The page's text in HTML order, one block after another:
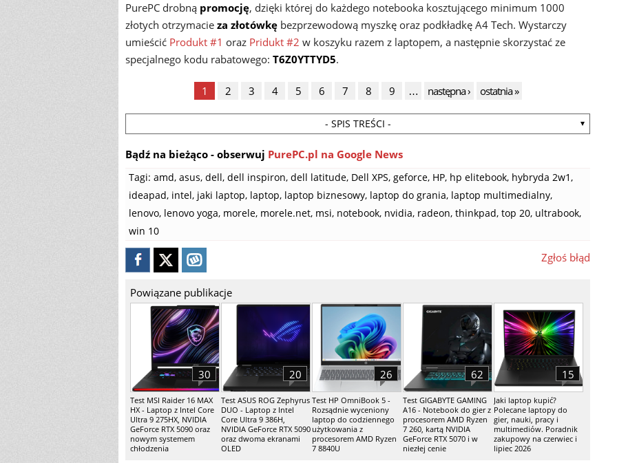
PurePC drobną promocję, dzięki której do każdego notebooka kosztującego minimum 1000
złotych otrzymacie za złotówkę bezprzewodową myszkę oraz podkładkę A4 Tech. Wystarczy
umieścić Produkt #1 oraz Pridukt #2 w koszyku razem z laptopem, a następnie skorzystać ze
specjalnego kodu rabatowego: T6Z0YTTYD5.
1 2 3 4 5 6 7 8 9 … następna › ostatnia »
- SPIS TREŚCI -
Bądź na bieżąco - obserwuj PurePC.pl na Google News
Tagi: amd, asus, dell, dell inspiron, dell latitude, Dell XPS, geforce, HP, hp elitebook, hybryda 2w1,
ideapad, intel, jaki laptop, laptop, laptop biznesowy, laptop do grania, laptop multimedialny,
lenovo, lenovo yoga, morele, morele.net, msi, notebook, nvidia, radeon, thinkpad, top 20, ultrabook,
win 10
Zgłoś błąd
Powiązane publikacje
Test MSI Raider 16 MAX
HX - Laptop z Intel Core
Ultra 9 275HX, NVIDIA
GeForce RTX 5090 oraz
nowym systemem
chłodzenia
30
Test ASUS ROG Zephyrus
DUO - Laptop z Intel
Core Ultra 9 386H,
NVIDIA GeForce RTX 5090
oraz dwoma ekranami
OLED
20
Test HP OmniBook 5 -
Rozsądnie wyceniony
laptop do codziennego
użytkowania z
procesorem AMD Ryzen
7 8840U
26
Test GIGABYTE GAMING
A16 - Notebook do gier z
procesorem AMD Ryzen
7 260, kartą NVIDIA
GeForce RTX 5070 i w
niezłej cenie
62
Jaki laptop kupić?
Polecane laptopy do
gier, nauki, pracy i
multimediów. Poradnik
zakupowy na czerwiec i
lipiec 2026
15